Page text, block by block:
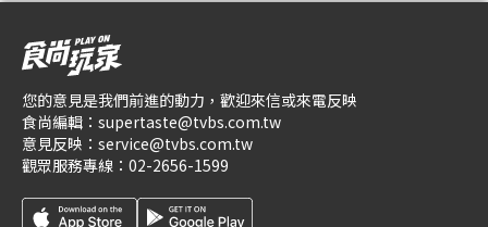
您的意見是我們前進的動力，歡迎來信或來電反映
食尚編輯： supertaste@tvbs.com.tw
意見反映： service@tvbs.com.tw
觀眾服務專線： 02-2656-1599